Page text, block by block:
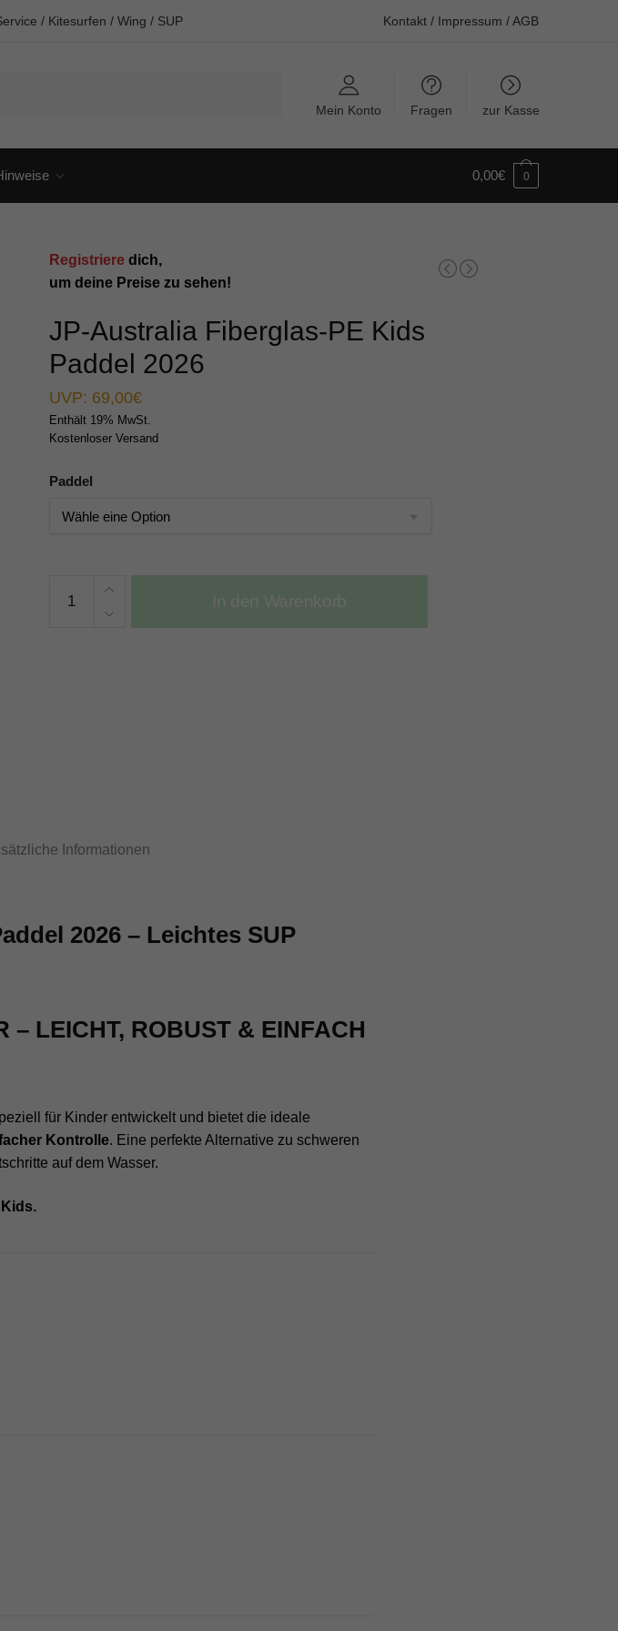
/ Kitesurfen / Wing / SUP Kontakt / Impressum /AGB
Mein Konto Fragen zur Kasse
0,00€ 0
Registrieredich,
um deine Preise zu sehen!
JP-Australia Fiberglas-PE Kids
Paddel 2026
UVP: 69,00€
Enthält 19% MwSt.
Kostenloser Versand
Paddel
Australia
In den Warenkorb
Informationen
2026 – Leichtes SUP
– LEICHT, ROBUST & EINFACH
für Kinder entwickelt und bietet die ideale
Kontrolle. Eine perfekte Alternative zu schweren
auf dem Wasser.